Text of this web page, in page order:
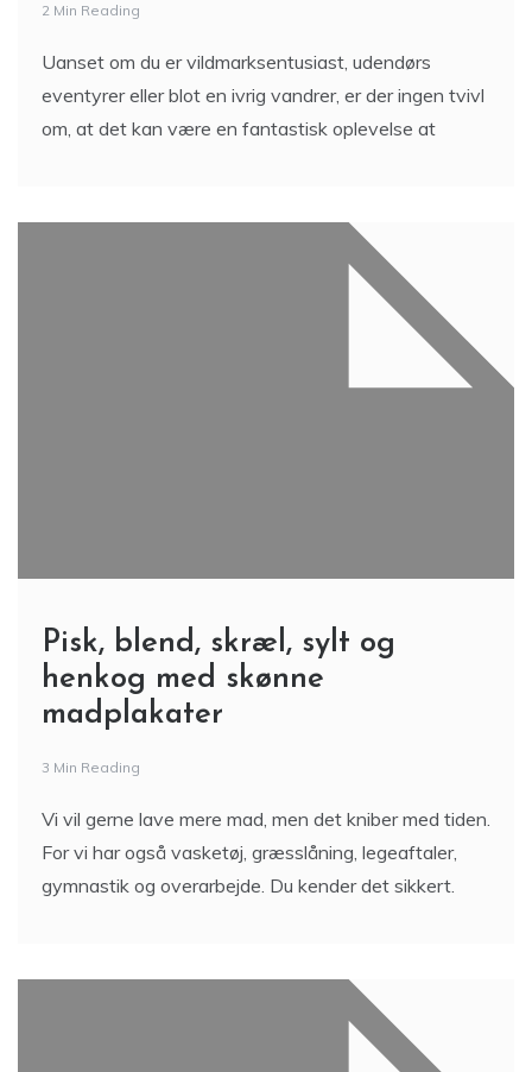
2 Min Reading
Uanset om du er vildmarksentusiast, udendørs
eventyrer eller blot en ivrig vandrer, er der ingen tvivl
om, at det kan være en fantastisk oplevelse at
Pisk, blend, skræl, sylt og
henkog med skønne
madplakater
3 Min Reading
Vi vil gerne lave mere mad, men det kniber med tiden.
For vi har også vasketøj, græsslåning, legeaftaler,
gymnastik og overarbejde. Du kender det sikkert.